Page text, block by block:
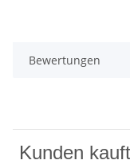
Bewertungen
Kunden